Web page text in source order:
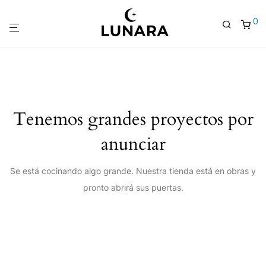
0
Tenemos grandes proyectos por
anunciar
Se está cocinando algo grande. Nuestra tienda está en obras y
pronto abrirá sus puertas.